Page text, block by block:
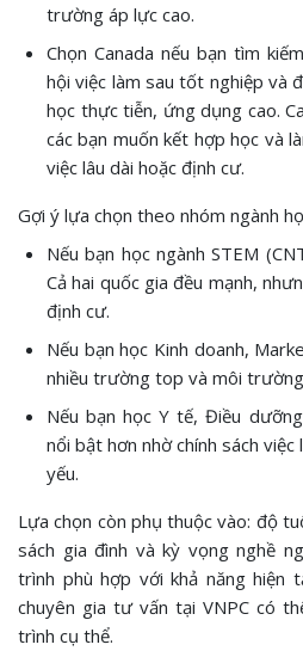
trường áp lực cao.
Chọn Canada nếu bạn tìm
hội việc làm sau tốt nghiệp và
học thực tiễn, ứng dụng cao.
các bạn muốn kết hợp học và
việc lâu dài hoặc định cư.
Gợi ý lựa chọn theo nhóm ngành
Nếu bạn học ngành STEM
Cả hai quốc gia đều mạnh,
định cư.
Nếu bạn học Kinh doanh,
nhiều trường top và môi
Nếu bạn học Y tế, Điều
nổi bật hơn nhờ chính sách
yếu.
Lựa chọn còn phụ thuộc vào: độ
sách gia đình và kỳ vọng nghề
trình phù hợp với khả năng hiện
chuyên gia tư vấn tại VNPC có
trình cụ thể.